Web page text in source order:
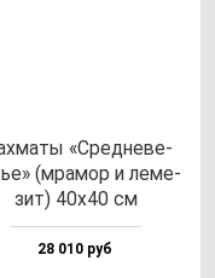
«Сред­не­ве­
(мра­мор и ле­ме­
зит) 40х40 см
28 010 руб